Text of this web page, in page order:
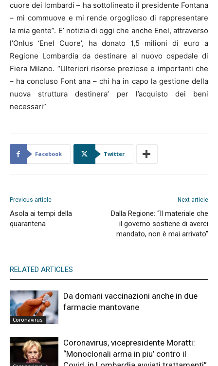
cuore dei lombardi – ha sottolineato il presidente Fontana
– mi commuove e mi rende orgoglioso di rappresentare
la mia gente”. E’ notizia di oggi che anche Enel, attraverso
l’Onlus ‘Enel Cuore’, ha donato 1,5 milioni di euro a
Regione Lombardia da destinare al nuovo ospedale di
Fiera Milano. “Ulteriori risorse preziose e importanti che
– ha concluso Font ana – chi ha in capo la gestione della
nuova struttura destinera’ per l’acquisto dei beni
necessari”
Facebook Twitter
Previous article
Asola ai tempi della
quarantena
Next article
Dalla Regione: “Il materiale che
il governo sostiene di averci
mandato, non è mai arrivato”
RELATED ARTICLES
Coronavirus
Da domani vaccinazioni anche in due
farmacie mantovane
Coronavirus, vicepresidente Moratti:
“Monoclonali arma in piu’ contro il